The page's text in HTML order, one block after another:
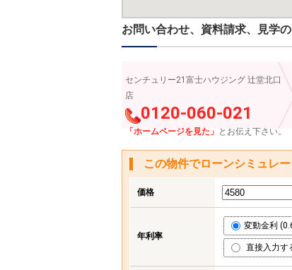
お問い合わせ、資料請求、見学
センチュリー21富士ハウジング 辻堂北口
店
0120-060-021
「ホームページを見た」 とお伝え下さい。
この物件でローンシミュレ
価格
年利率
変動金利
直接入力